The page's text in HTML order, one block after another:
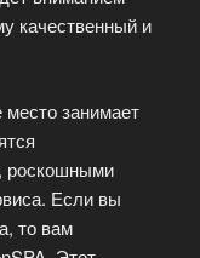
качественный и
занимает
роскошными
Если вы
то вам